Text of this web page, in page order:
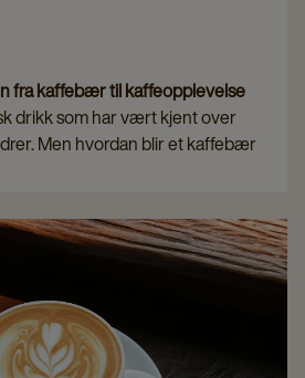
fra kaffebær til kaffeopplevelse
drikk som har vært kjent over
Men hvordan blir et kaffebær